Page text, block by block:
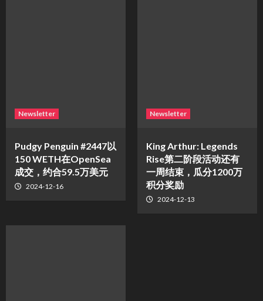
Newsletter
Pudgy Penguin #2447以
150 WETH在OpenSea
成交，约合59.5万美元
2024-12-16
Newsletter
King Arthur: Legends
Rise第二阶段活动还有
一周结束，瓜分1200万
积分奖励
2024-12-13